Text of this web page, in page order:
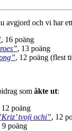
avgjord och vi har
, 16 poäng
, 13 poäng
, 12 poäng (flest
som åkte ut:
12 poäng
tvoji ochi”, 12
9 poäng